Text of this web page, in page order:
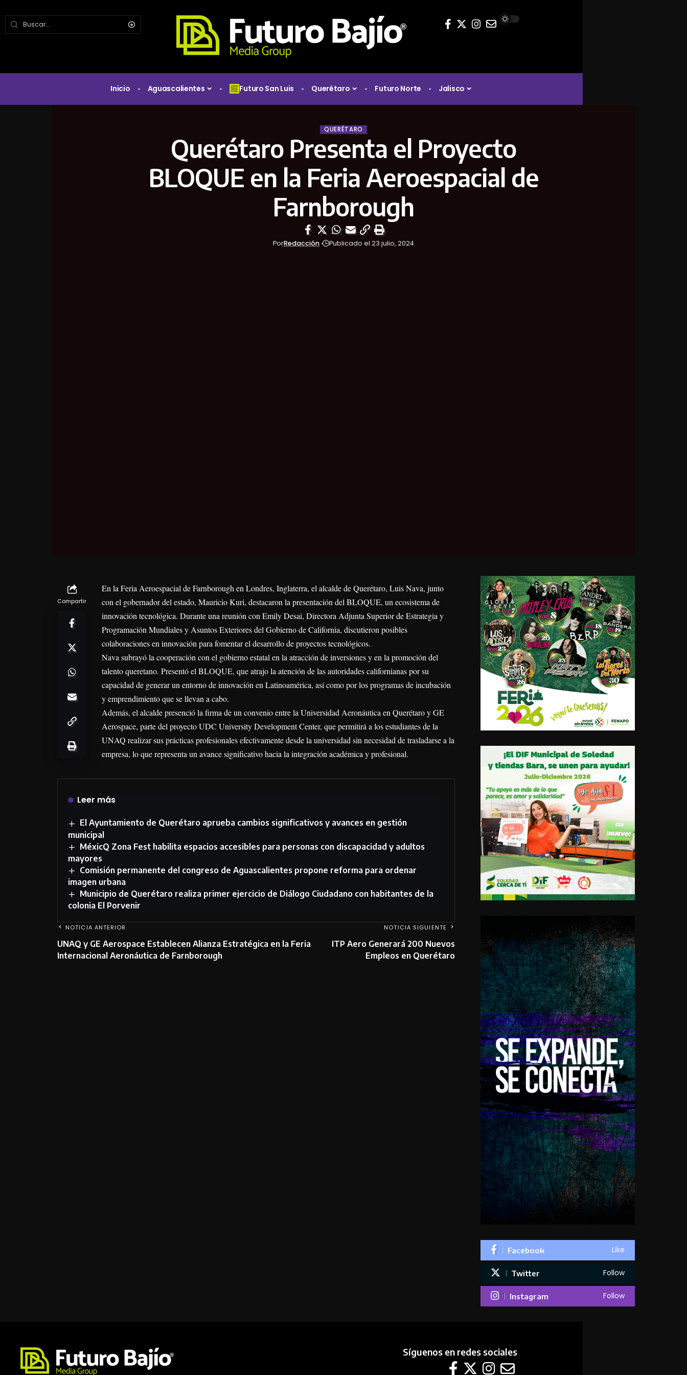
Inicio Aguascalientes Futuro San Luis Querétaro Futuro Norte Jalisco
QUERÉTARO
Querétaro Presenta el Proyecto
BLOQUE en la Feria Aeroespacial de
Farnborough
PorRedacción Publicado el 23 julio, 2024
Compartir
En la Feria Aeroespacial de Farnborough en Londres, Inglaterra, el alcalde de Querétaro, Luis Nava, junto
con el gobernador del estado, Mauricio Kuri, destacaron la presentación del BLOQUE, un ecosistema de
innovación tecnológica. Durante una reunión con Emily Desai, Directora Adjunta Superior de Estrategia y
Programación Mundiales y Asuntos Exteriores del Gobierno de California, discutieron posibles
colaboraciones en innovación para fomentar el desarrollo de proyectos tecnológicos.
Nava subrayó la cooperación con el gobierno estatal en la atracción de inversiones y en la promoción del
talento queretano. Presentó el BLOQUE, que atrajo la atención de las autoridades californianas por su
capacidad de generar un entorno de innovación en Latinoamérica, así como por los programas de incubación
y emprendimiento que se llevan a cabo.
Además, el alcalde presenció la firma de un convenio entre la Universidad Aeronáutica en Querétaro y GE
Aerospace, parte del proyecto UDC University Development Center, que permitirá a los estudiantes de la
UNAQ realizar sus prácticas profesionales efectivamente desde la universidad sin necesidad de trasladarse a la
empresa, lo que representa un avance significativo hacia la integración académica y profesional.
Leer más
El Ayuntamiento de Querétaro aprueba cambios significativos y avances en gestión
municipal
MéxicQ Zona Fest habilita espacios accesibles para personas con discapacidad y adultos
mayores
Comisión permanente del congreso de Aguascalientes propone reforma para ordenar
imagen urbana
Municipio de Querétaro realiza primer ejercicio de Diálogo Ciudadano con habitantes de la
colonia El Porvenir
NOTICIA ANTERIOR
UNAQ y GE Aerospace Establecen Alianza Estratégica en la Feria
Internacional Aeronáutica de Farnborough
NOTICIA SIGUIENTE
ITP Aero Generará 200 Nuevos
Empleos en Querétaro
Facebook Like
Twitter Follow
Instagram Follow
Síguenos en redes sociales